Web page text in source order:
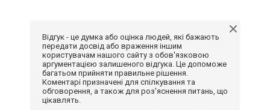
Відгук - це думка або оцінка людей, які бажають
передати досвід або враження іншим
користувачам нашого сайту з обов'язковою
аргументацією залишеного відгука. Це допоможе
багатьом прийняти правильне рішення.
Коментарі призначені для спілкування та
обговорення, а також для роз'яснення питань, що
цікавлять.